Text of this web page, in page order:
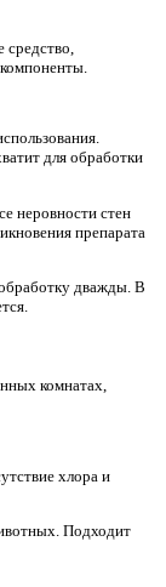
для обработки
неровности стен
препарата
дважды. В
комнатах,
хлора и
Подходит